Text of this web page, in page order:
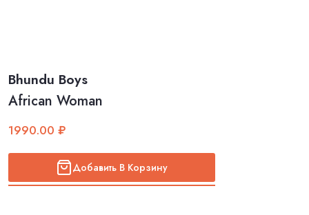
Bhundu Boys
African Woman
1990.00 ₽
Добавить В Корзину